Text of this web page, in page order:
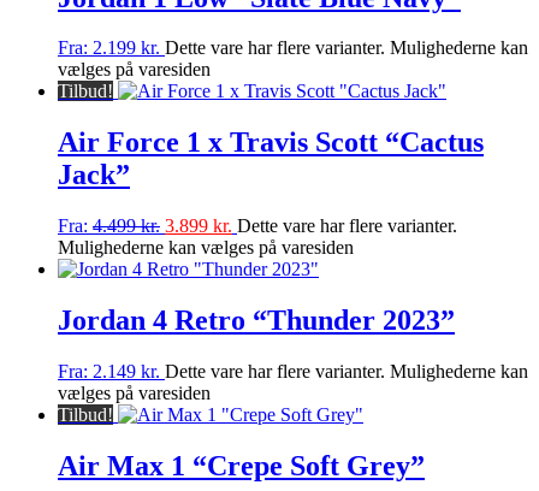
Fra: 2.199 kr. Dette vare har flere varianter. Mulighederne kan
vælges på varesiden
Tilbud!
Air Force 1 x Travis Scott “Cactus
Jack”
Fra: 4.499kr. 3.899 kr. Dette vare har flere varianter.
Mulighederne kan vælges på varesiden
Jordan 4 Retro “Thunder 2023”
Fra: 2.149 kr. Dette vare har flere varianter. Mulighederne kan
vælges på varesiden
Tilbud!
Air Max 1 “Crepe Soft Grey”